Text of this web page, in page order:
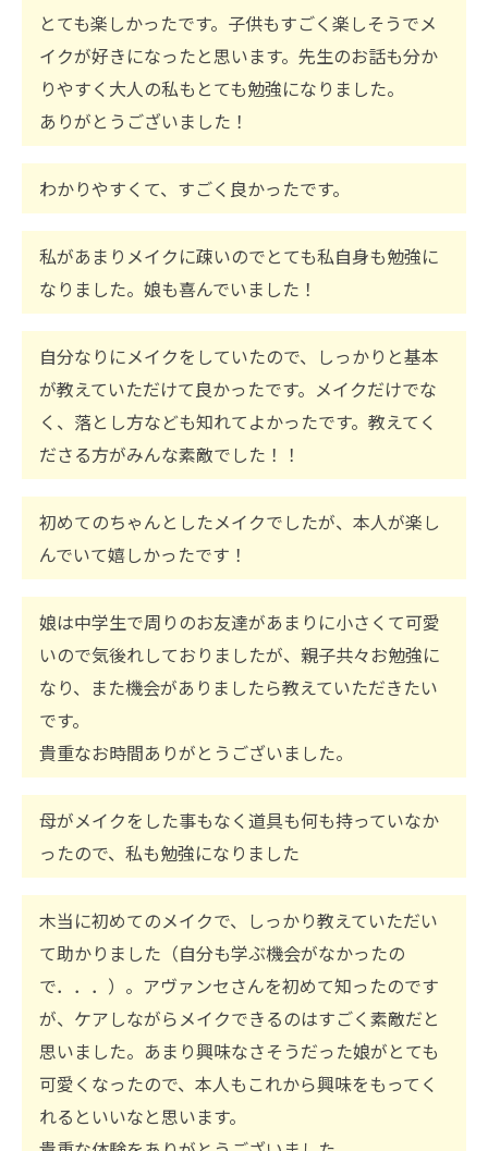
とても楽しかったです。子供もすごく楽しそうでメ
イクが好きになったと思います。先生のお話も分か
りやすく大人の私もとても勉強になりました。
ありがとうございました！
わかりやすくて、すごく良かったです。
私があまりメイクに疎いのでとても私自身も勉強に
なりました。娘も喜んでいました！
自分なりにメイクをしていたので、しっかりと基本
が教えていただけて良かったです。メイクだけでな
く、落とし方なども知れてよかったです。教えてく
ださる方がみんな素敵でした！！
初めてのちゃんとしたメイクでしたが、本人が楽し
んでいて嬉しかったです！
娘は中学生で周りのお友達があまりに小さくて可愛
いので気後れしておりましたが、親子共々お勉強に
なり、また機会がありましたら教えていただきたい
です。
貴重なお時間ありがとうございました。
母がメイクをした事もなく道具も何も持っていなか
ったので、私も勉強になりました
木当に初めてのメイクで、しっかり教えていただい
て助かりました（自分も学ぶ機会がなかったの
で．．．）。アヴァンセさんを初めて知ったのです
が、ケアしながらメイクできるのはすごく素敵だと
思いました。あまり興味なさそうだった娘がとても
可愛くなったので、本人もこれから興味をもってく
れるといいなと思います。